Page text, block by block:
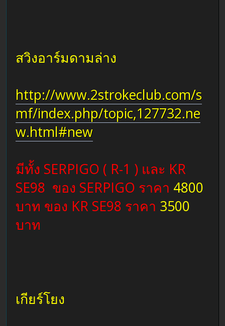
สวิงอาร์มดามล่าง
http://www.2strokeclub.com/s
mf/index.php/topic,127732.ne
w.html#new
มีทั้ง SERPIGO ( R-1 ) และ KR
SE98 ของ SERPIGO ราคา 4800
บาท ของ KR SE98 ราคา 3500
บาท
เกียร์โยง